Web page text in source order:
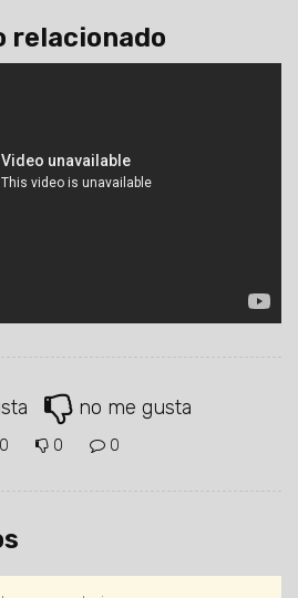
relacionado
no me gusta
0 0 0